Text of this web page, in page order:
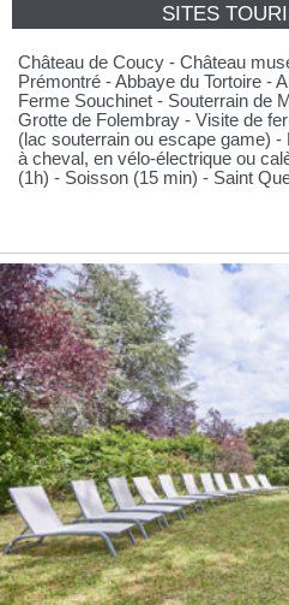
SITES
Château de Coucy - Château
Prémontré - Abbaye du Tortoire -
Ferme Souchinet - Souterrain de
Grotte de Folembray - Visite de
(lac souterrain ou escape game) -
à cheval, en vélo-électrique ou
(1h) - Soisson (15 min) - Saint